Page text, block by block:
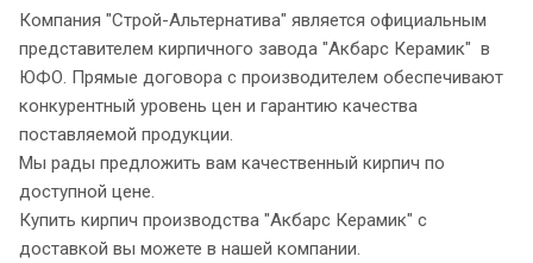
Компания "Строй-Альтернатива" является официальным
представителем кирпичного завода "Акбарс Керамик" в
ЮФО. Прямые договора с производителем обеспечивают
конкурентный уровень цен и гарантию качества
поставляемой продукции.
Мы рады предложить вам качественный кирпич по
доступной цене.
Купить кирпич производства "Акбарс Керамик" с
доставкой вы можете в нашей компании.